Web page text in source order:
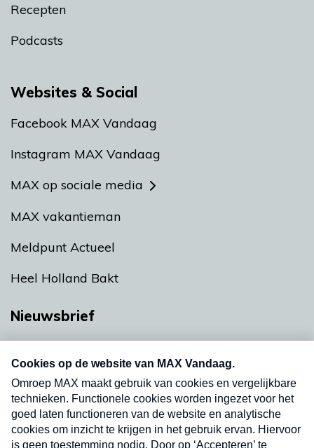
Recepten
Podcasts
Websites & Social
Facebook MAX Vandaag
Instagram MAX Vandaag
MAX op sociale media
MAX vakantieman
Meldpunt Actueel
Heel Holland Bakt
Nieuwsbrief
nieuwsbrief. Elke vrijdag- en dinsdagochtend in
uw mailbox.
Verzend